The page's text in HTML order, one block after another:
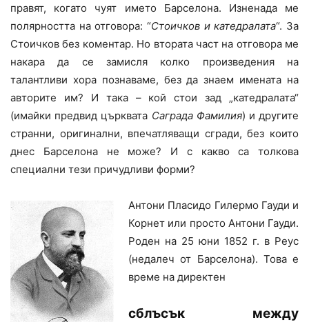
правят, когато чуят името Барселона. Изненада ме
полярността на отговора: “Стоичков и катедралата“. За
Стоичков без коментар. Но втората част на отговора ме
накара да се замисля колко произведения на
талантливи хора познаваме, без да знаем имената на
авторите им? И така – кой стои зад „катедралата“
(имайки предвид църквата Саграда Фамилия) и другите
странни, оригинални, впечатляващи сгради, без които
днес Барселона не може? И с какво са толкова
специални тези причудливи форми?
Антони Пласидо Гилермо Гауди и
Корнет или просто Антони Гауди.
Роден на 25 юни 1852 г. в Реус
(недалеч от Барселона). Това е
време на директен
сблъсък между